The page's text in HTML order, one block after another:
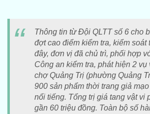
Thông tin từ Đội QLTT số 6 cho
đợt cao điểm kiểm tra, kiểm soát
đây, đơn vị đã chủ trì, phối hợp
Công an kiểm tra, phát hiện 2 vụ
chợ Quảng Trị (phường Quảng
900 sản phẩm thời trang giả
nổi tiếng. Tổng trị giá tang vật vi
gần 60 triệu đồng. Toàn bộ số